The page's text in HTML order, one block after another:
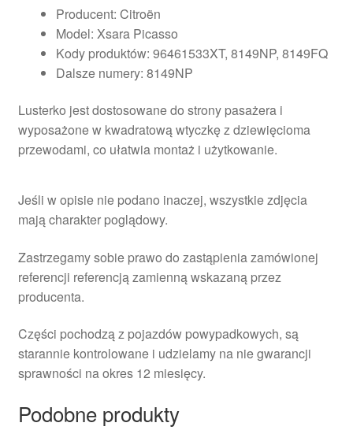
Producent: Citroën
Model: Xsara Picasso
Kody produktów: 96461533XT, 8149NP, 8149FQ
Dalsze numery: 8149NP
Lusterko jest dostosowane do strony pasażera i
wyposażone w kwadratową wtyczkę z dziewięcioma
przewodami, co ułatwia montaż i użytkowanie.
Jeśli w opisie nie podano inaczej, wszystkie zdjęcia
mają charakter poglądowy.
Zastrzegamy sobie prawo do zastąpienia zamówionej
referencji referencją zamienną wskazaną przez
producenta.
Części pochodzą z pojazdów powypadkowych, są
starannie kontrolowane i udzielamy na nie gwarancji
sprawności na okres 12 miesięcy.
Podobne produkty